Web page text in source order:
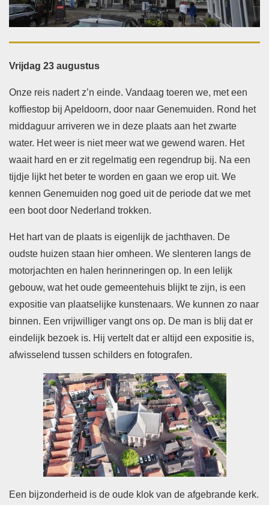
Vrijdag 23 augustus
Onze reis nadert z’n einde. Vandaag toeren we, met een
koffiestop bij Apeldoorn, door naar Genemuiden. Rond het
middaguur arriveren we in deze plaats aan het zwarte
water. Het weer is niet meer wat we gewend waren. Het
waait hard en er zit regelmatig een regendrup bij. Na een
tijdje lijkt het beter te worden en gaan we erop uit. We
kennen Genemuiden nog goed uit de periode dat we met
een boot door Nederland trokken.
Het hart van de plaats is eigenlijk de jachthaven. De
oudste huizen staan hier omheen. We slenteren langs de
motorjachten en halen herinneringen op. In een lelijk
gebouw, wat het oude gemeentehuis blijkt te zijn, is een
expositie van plaatselijke kunstenaars. We kunnen zo naar
binnen. Een vrijwilliger vangt ons op. De man is blij dat er
eindelijk bezoek is. Hij vertelt dat er altijd een expositie is,
afwisselend tussen schilders en fotografen.
Een bijzonderheid is de oude klok van de afgebrande kerk.